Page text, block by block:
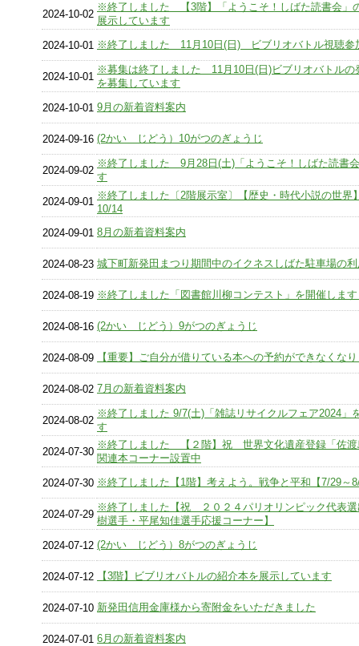
2024-10-02
※終了しました 【3階】「ようこそ！しばた読書会」
展示しています
2024-10-01 ※終了しました 11月10日(日) ビブリオバトル視聴参
2024-10-01
※募集は終了しました 11月10日(日)ビブリオバトルの
を募集しています
2024-10-01 9月の新着資料案内
2024-09-16 (2かい じどう）10がつのぎょうじ
2024-09-02
※終了しました 9月28日(土)「ようこそ！しばた読書
す
2024-09-01
※終了しました〔2階展示室〕【歴史・時代小説の世界
10/14
2024-09-01 8月の新着資料案内
2024-08-23 城下町新発田まつり期間中のイクネスしばた駐車場の
2024-08-19 ※終了しました「図書館川柳コンテスト」を開催しま
2024-08-16 (2かい じどう）9がつのぎょうじ
2024-08-09 【重要】ご自分が借りている本への予約ができなくな
2024-08-02 7月の新着資料案内
2024-08-02
※終了しました 9/7(土)「雑誌リサイクルフェア2024」
す
2024-07-30
※終了しました 【２階】祝 世界文化遺産登録「佐渡
関連本コーナー設置中
2024-07-30 ※終了しました【1階】考えよう。戦争と平和【7/29～
2024-07-29
※終了しました【祝 ２０２４パリオリンピック代表
樹選手・平尾知佳選手応援コーナー】
2024-07-12 (2かい じどう）8がつのぎょうじ
2024-07-12 【3階】ビブリオバトルの紹介本を展示しています
2024-07-10 新発田信用金庫様から寄附金をいただきました
2024-07-01 6月の新着資料案内